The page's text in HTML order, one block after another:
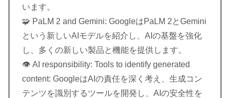
います。
🧩 PaLM 2 and Gemini: GoogleはPaLM 2とGemini
という新しいAIモデルを紹介し、AIの基盤を強化
し、多くの新しい製品と機能を提供します。
👁️ AI responsibility: Tools to identify generated
content: GoogleはAIの責任を深く考え、生成コン
テンツを識別するツールを開発し、AIの安全性を